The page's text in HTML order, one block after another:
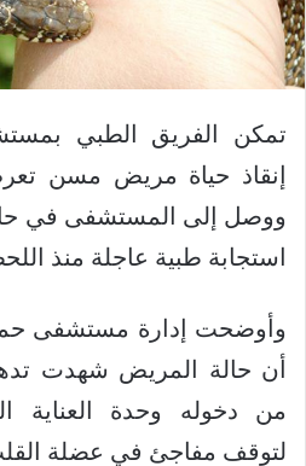
تمكن الفريق الطبي
إنقاذ حياة مريض مسن
ووصل إلى المستشفى في
استجابة طبية عاجلة منذ
وأوضحت إدارة مستشفى
أن حالة المريض شهدت
من دخوله وحدة العناية
لتوقف مفاجئ في عضلة